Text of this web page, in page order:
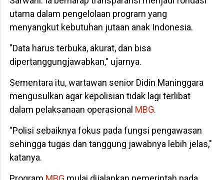
utama dalam pengelolaan program yang
menyangkut kebutuhan jutaan anak Indonesia.
"Data harus terbuka, akurat, dan bisa
dipertanggungjawabkan," ujarnya.
Sementara itu, wartawan senior Didin Maninggara
mengusulkan agar kepolisian tidak lagi terlibat
dalam pelaksanaan operasional MBG.
"Polisi sebaiknya fokus pada fungsi pengawasan
sehingga tugas dan tanggung jawabnya lebih jelas,"
katanya.